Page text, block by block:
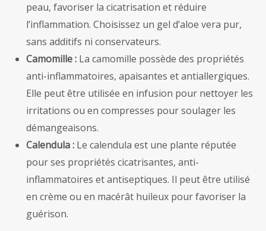
peau, favoriser la cicatrisation et réduire
l’inflammation. Choisissez un gel d’aloe vera pur,
sans additifs ni conservateurs.
Camomille : La camomille possède des propriétés
anti-inflammatoires, apaisantes et antiallergiques.
Elle peut être utilisée en infusion pour nettoyer les
irritations ou en compresses pour soulager les
démangeaisons.
Calendula : Le calendula est une plante réputée
pour ses propriétés cicatrisantes, anti-
inflammatoires et antiseptiques. Il peut être utilisé
en crème ou en macérât huileux pour favoriser la
guérison.